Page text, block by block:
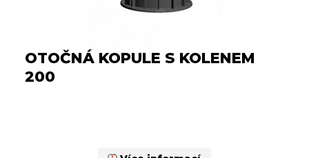
OTOČNÁ KOPULE S KOLENEM
200